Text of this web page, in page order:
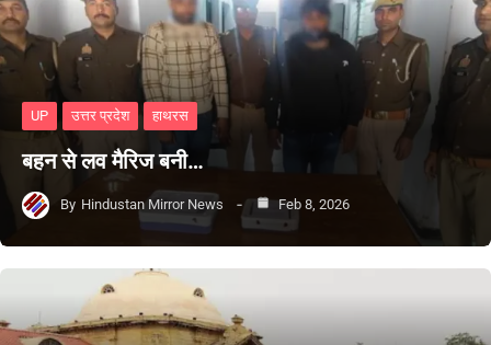
UP उत्तर प्रदेश हाथरस
बहन से लव मैरिज बनी…
By Hindustan Mirror News Feb 8, 2026